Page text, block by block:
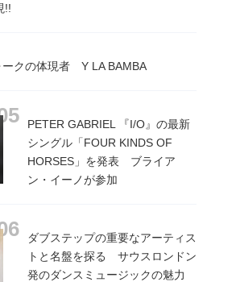
!!
ークの体現者 Y LA BAMBA
PETER GABRIEL 『I/O』の最新
シングル「FOUR KINDS OF
HORSES」を発表 ブライア
ン・イーノが参加
ダブステップの重要なアーティス
トと名盤を探る サウスロンドン
発のダンスミュージックの魅力